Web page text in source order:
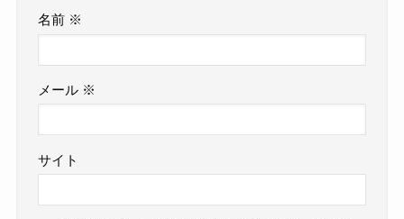
名前 ※
メール ※
サイト